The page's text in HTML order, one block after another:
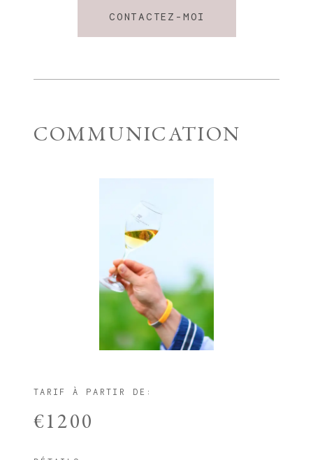
CONTACTEZ-MOI
COMMUNICATION
TARIF À PARTIR DE:
€1200